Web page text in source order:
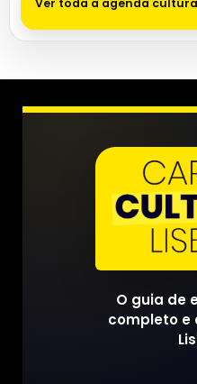
Ver toda a agenda
O guia de
completo e